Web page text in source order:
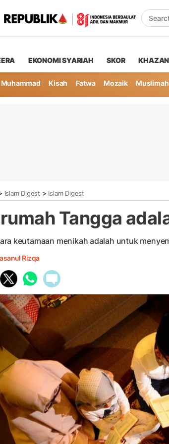
EKONOMI SYARIAH SKOR
Muhammad Kisah Fatwa Mozaik Muslimah
Islam Digest > Islam Digest
Tangga
keutamaan menikah adalah untuk
Rizqa